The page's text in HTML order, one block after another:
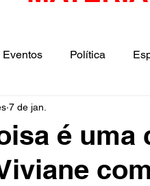
Eventos Política
Educação Influencer
é uma
7 de jan.